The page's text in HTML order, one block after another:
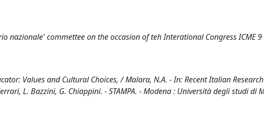
nazionale' commettee on the occasion of teh Interational Congress ICME 9
Values and Cultural Choices, / Malara, N.A. - In: Recent Italian
L. Bazzini, G. Chiappini. - STAMPA. - Modena : Università degli studi di